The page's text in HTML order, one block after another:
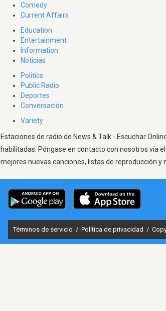
Comedy
Current Affairs
Education
Entertainment
Information
Noticias
Politics
Public Radio
Deportes
Conversación
Variety
Estaciones de radio de News & Talk - Escuchar
habilitadas. Póngase en contacto con nosotros vía
mejores nuevas canciones, listas de reproducción y
Términos de servicio / Política de privacidad /